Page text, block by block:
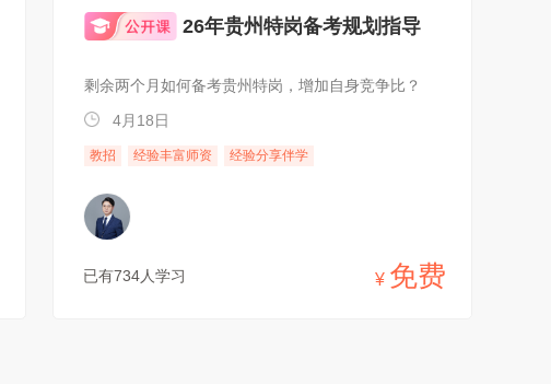
26年贵州特岗备考规划指导
剩余两个月如何备考贵州特岗，增加自身竞争比？
4月18日
教招 经验丰富师资 经验分享伴学
已有734人学习 ¥ 免费